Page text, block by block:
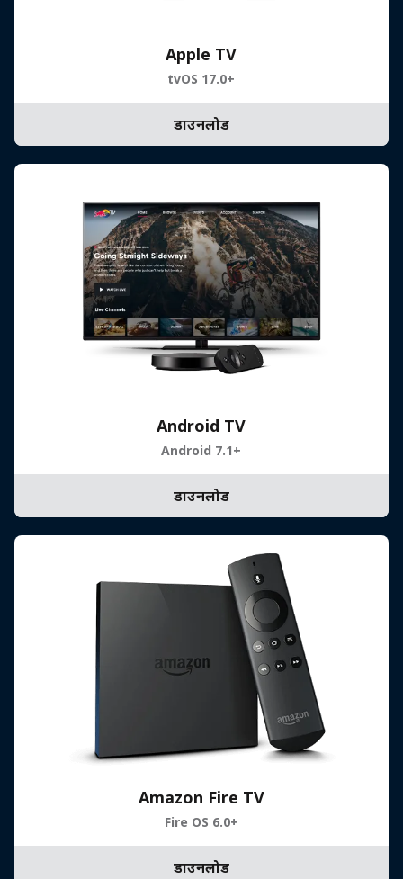
Apple TV
tvOS 17.0+
डाउनलोड
Android TV
Android 7.1+
डाउनलोड
Amazon Fire TV
Fire OS 6.0+
डाउनलोड